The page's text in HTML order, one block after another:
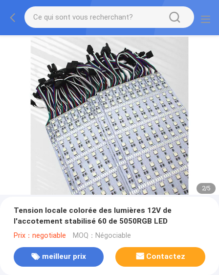
2/5
Tension locale colorée des lumières 12V de
l'accotement stabilisé 60 de 5050RGB LED
Prix：negotiable MOQ：Négociable
meilleur prix Contactez